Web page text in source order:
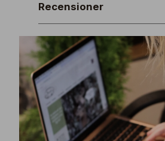
Recensioner